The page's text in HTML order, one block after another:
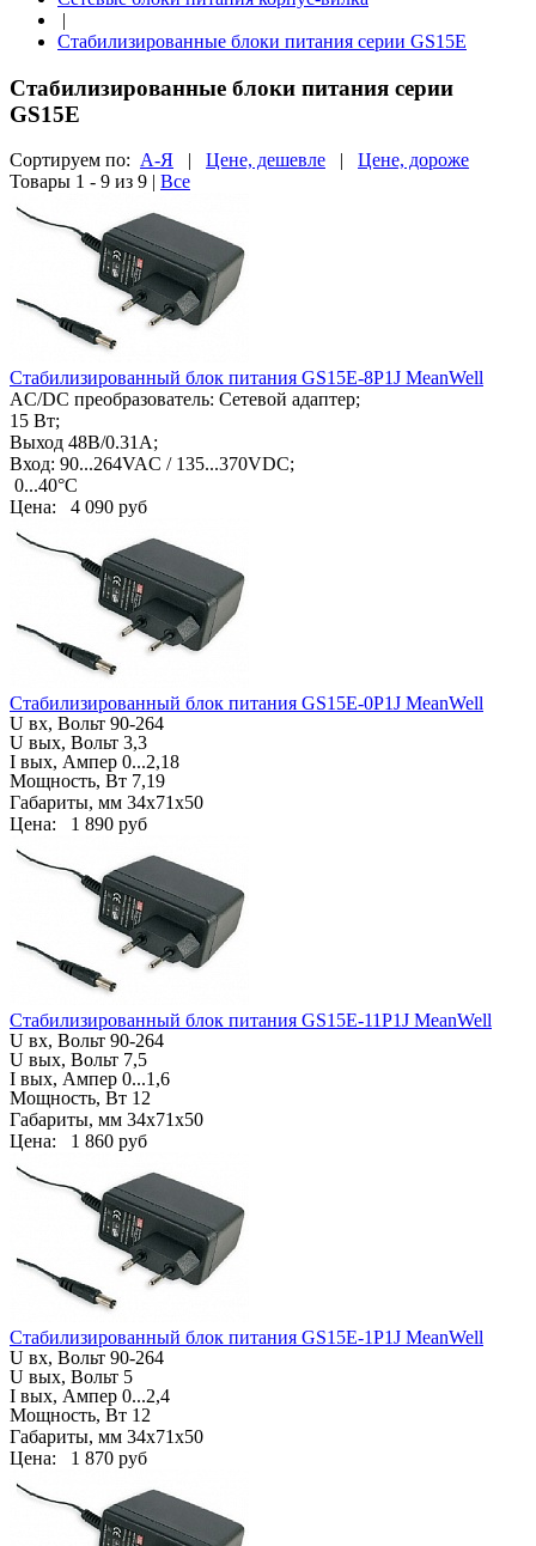
|
Стабилизированные блоки питания серии GS15E
Стабилизированные блоки питания серии
GS15E
Сортируем по: А-Я | Цене, дешевле | Цене, дороже
Товары 1 - 9 из 9 | Все
Стабилизированный блок питания GS15E-8P1J MeanWell
AC/DC преобразователь: Сетевой адаптер;
15 Вт;
Выход 48В/0.31А;
Вход: 90...264VAC / 135...370VDC;
0...40°C
Цена: 4 090 руб
Стабилизированный блок питания GS15E-0P1J MeanWell
U вх, Вольт 90-264
U вых, Вольт 3,3
I вых, Ампер 0...2,18
Мощность, Вт 7,19
Габариты, мм 34х71х50
Цена: 1 890 руб
Стабилизированный блок питания GS15E-11P1J MeanWell
U вх, Вольт 90-264
U вых, Вольт 7,5
I вых, Ампер 0...1,6
Мощность, Вт 12
Габариты, мм 34х71х50
Цена: 1 860 руб
Стабилизированный блок питания GS15E-1P1J MeanWell
U вх, Вольт 90-264
U вых, Вольт 5
I вых, Ампер 0...2,4
Мощность, Вт 12
Габариты, мм 34х71х50
Цена: 1 870 руб